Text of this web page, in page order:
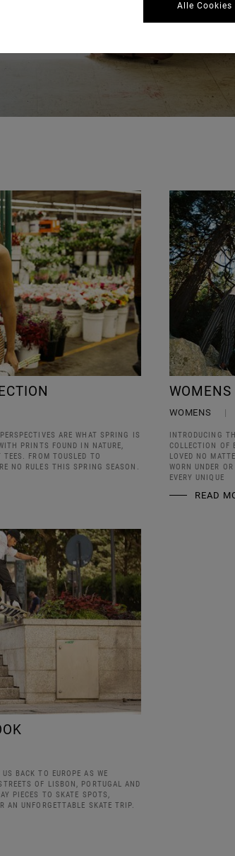
ARE WHAT SPRING IS
PRINTS FOUND IN NATURE,
FROM TOUSLED TO
NO RULES THIS SPRING SEASON.
WOMENS
INTRODUCING
COLLECTION OF
LOVED NO
WORN UNDER
EVERY UNIQUE
READ
BACK TO EUROPE AS WE
OF LISBON, PORTUGAL AND
PIECES TO SKATE SPOTS,
AN UNFORGETTABLE SKATE TRIP.
Alle Cookies